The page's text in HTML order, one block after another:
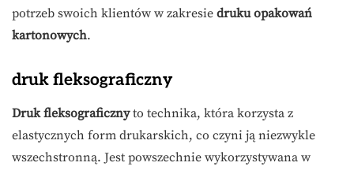
potrzeb swoich klientów w zakresie druku opakowań
kartonowych.
druk fleksograficzny
Druk fleksograficznyto technika, która korzysta z
elastycznych form drukarskich, co czyni ją niezwykle
wszechstronną. Jest powszechnie wykorzystywana w